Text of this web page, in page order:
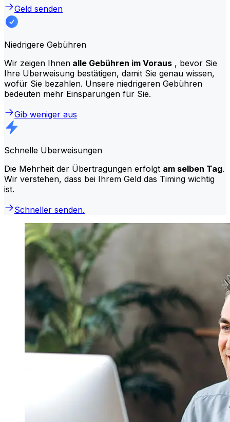
Geld senden
Niedrigere Gebühren
Wir zeigen Ihnen alle Gebühren im Voraus , bevor Sie
Ihre Überweisung bestätigen, damit Sie genau wissen,
wofür Sie bezahlen. Unsere niedrigeren Gebühren
bedeuten mehr Einsparungen für Sie.
Gib weniger aus
Schnelle Überweisungen
Die Mehrheit der Übertragungen erfolgt am selben Tag.
Wir verstehen, dass bei Ihrem Geld das Timing wichtig
ist.
Schneller senden.